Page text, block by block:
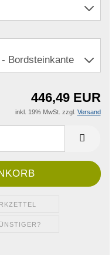
446,49 EUR
inkl. 19% MwSt. zzgl. Versand